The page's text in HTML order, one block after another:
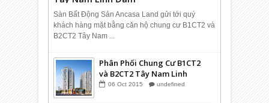
Sàn Bất Động Sản Ancasa Land gửi tới quý
khách hàng mặt bằng căn hộ chung cư B1CT2 và
B2CT2 Tây Nam ...
Phân Phối Chung Cư B1CT2
và B2CT2 Tây Nam Linh
Đàm HUD2
06 Oct 2015 undefined